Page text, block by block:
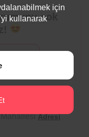
çok
MahallesiAdresi
için
’yi kullanarak